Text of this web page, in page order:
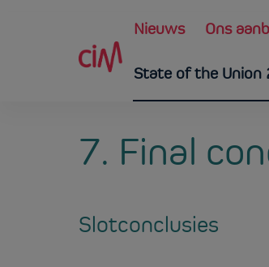
Main
Nieuws Ons
State of the Union
7. Final
Slotconclusies